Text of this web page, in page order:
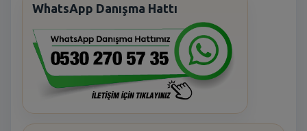
WhatsApp Danışma Hattı